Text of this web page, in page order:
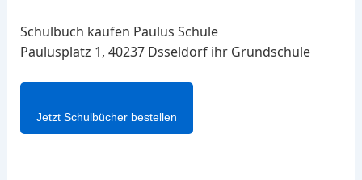
Schulbuch kaufen Paulus Schule
Paulusplatz 1, 40237 Dsseldorf ihr Grundschule
Jetzt Schulbücher bestellen